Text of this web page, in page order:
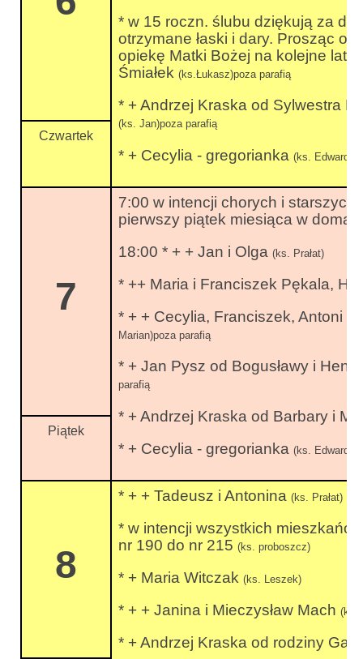
* w 15 roczn. ślubu dziękują za
otrzymane łaski i dary. Prosząc o
opiekę Matki Bożej na kolejne
Śmiałek (ks.Łukasz)poza parafią
* + Andrzej Kraska od Sylwestra
(ks. Jan)poza parafią
* + Cecylia - gregorianka (ks.
Czwartek
7
7:00 w intencji chorych i
pierwszy piątek miesiąca w
18:00 * + + Jan i Olga (ks. Prałat)
* ++ Maria i Franciszek Pękala,
* + + Cecylia, Franciszek, Antoni
Marian)poza parafią
* + Jan Pysz od Bogusławy i
parafią
* + Andrzej Kraska od Barbary i
* + Cecylia - gregorianka (ks.
Piątek
8
* + + Tadeusz i Antonina (ks. Prałat)
* w intencji wszystkich
nr 190 do nr 215 (ks. proboszcz)
* + Maria Witczak (ks. Leszek)
* + + Janina i Mieczysław Mach (ks.
* + Andrzej Kraska od rodziny